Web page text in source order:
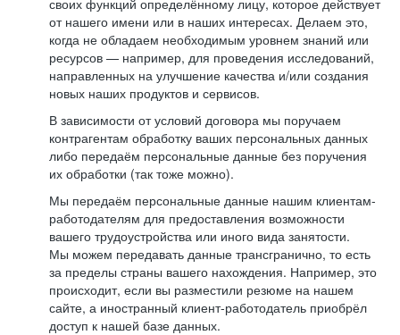
своих функций определённому лицу, которое действует
от нашего имени или в наших интересах. Делаем это,
когда не обладаем необходимым уровнем знаний или
ресурсов — например, для проведения исследований,
направленных на улучшение качества и/или создания
новых наших продуктов и сервисов.
В зависимости от условий договора мы поручаем
контрагентам обработку ваших персональных данных
либо передаём персональные данные без поручения
их обработки (так тоже можно).
Мы передаём персональные данные нашим клиентам-
работодателям для предоставления возможности
вашего трудоустройства или иного вида занятости.
Мы можем передавать данные трансгранично, то есть
за пределы страны вашего нахождения. Например, это
происходит, если вы разместили резюме на нашем
сайте, а иностранный клиент-работодатель приобрёл
доступ к нашей базе данных.